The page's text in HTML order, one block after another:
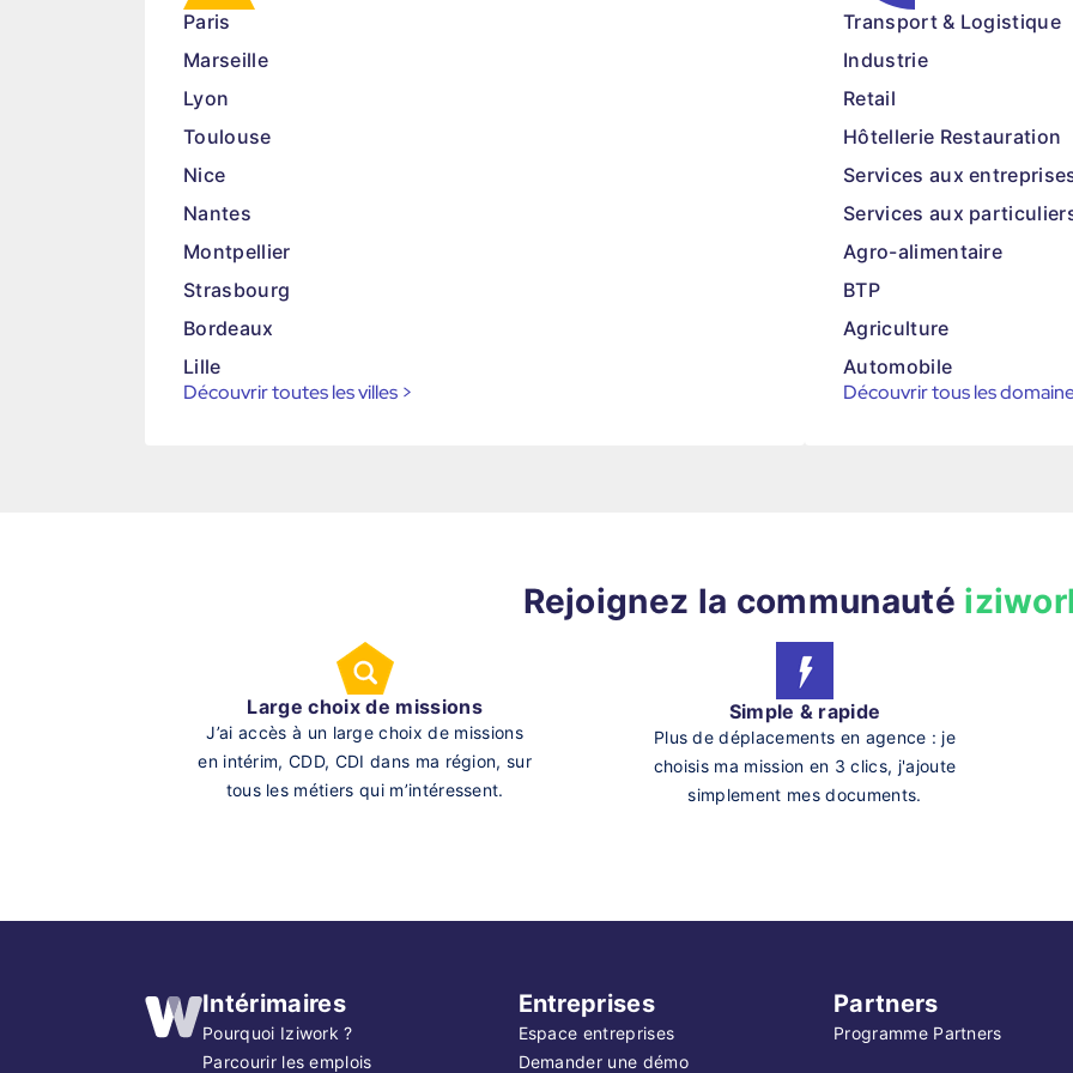
Paris
Marseille
Lyon
Toulouse
Nice
Nantes
Montpellier
Strasbourg
Bordeaux
Lille
Découvrir toutes les villes >
Transport & Logistique
Industrie
Retail
Hôtellerie Restauration
Services aux
Services aux
Agro-alimentaire
BTP
Agriculture
Automobile
Découvrir tous les
Rejoignez la communauté
Large choix de missions
J’ai accès à un large choix de missions
en intérim, CDD, CDI dans ma région, sur
tous les métiers qui m’intéressent.
Simple & rapide
Plus de déplacements en agence : je
choisis ma mission en 3 clics, j'ajoute
simplement mes documents.
Intérimaires
Pourquoi Iziwork ?
Parcourir les emplois
Entreprises
Espace entreprises
Demander une démo
Partners
Programme Partners